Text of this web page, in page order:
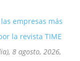
empresas más
la revista TIME
8 agosto, 2026,